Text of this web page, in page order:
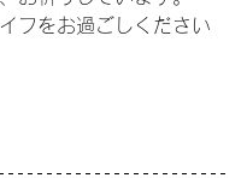
フをお過ごしください